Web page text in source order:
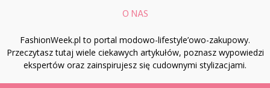
O NAS
FashionWeek.pl to portal modowo-lifestyle’owo-zakupowy.
Przeczytasz tutaj wiele ciekawych artykułów, poznasz wypowiedzi
ekspertów oraz zainspirujesz się cudownymi stylizacjami.